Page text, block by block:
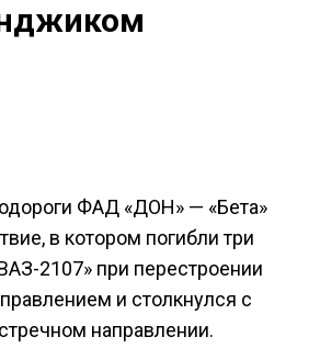
ФАД «ДОН» — «Бета»
в котором погибли три
2107» при перестроении
и столкнулся с
направлении.